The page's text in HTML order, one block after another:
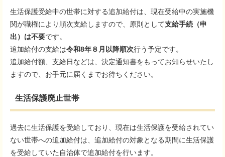
生活保護受給中の世帯に対する追加給付は、現在受給中の実施機
関が職権により順次支給しますので、原則として支給手続（申
出）は不要です。
追加給付の支給は令和8年８ 月以降順次行う予定です。
追加給付額、支給日などは、決定通知書をもってお知らせいたし
ますので、お手元に届くまでお待ちください。
生活保護廃止世帯
過去に生活保護を受給しており、現在は生活保護を受給されてい
ない世帯への追加給付は、追加給付の対象となる期間に生活保護
を受給していた自治体で追加給付を行います。